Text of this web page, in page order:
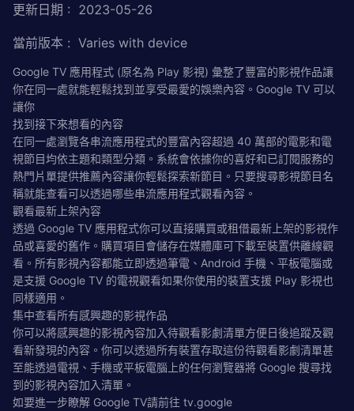
更新日期 : 2023-05-26
當前版本 : Varies with device
Google TV 應用程式 (原名為 Play 影視) 彙整了豐富的影視作品讓
你在同一處就能輕鬆找到並享受最愛的娛樂內容。Google TV 可以
讓你
找到接下來想看的內容
在同一處瀏覽各串流應用程式的豐富內容超過 40 萬部的電影和電
視節目均依主題和類型分類。系統會依據你的喜好和已訂閱服務的
熱門片單提供推薦內容讓你輕鬆探索新節目。只要搜尋影視節目名
稱就能查看可以透過哪些串流應用程式觀看內容。
觀看最新上架內容
透過 Google TV 應用程式你可以直接購買或租借最新上架的影視作
品或喜愛的舊作。購買項目會儲存在媒體庫可下載至裝置供離線觀
看。所有影視內容都能立即透過筆電、Android 手機、平板電腦或
是支援 Google TV 的電視觀看如果你使用的裝置支援 Play 影視也
同樣適用。
集中查看所有感興趣的影視作品
你可以將感興趣的影視內容加入待觀看影劇清單方便日後追蹤及觀
看新發現的內容。你可以透過所有裝置存取這份待觀看影劇清單甚
至能透過電視、手機或平板電腦上的任何瀏覽器將 Google 搜尋找
到的影視內容加入清單。
如要進一步瞭解 Google TV請前往 tv.google